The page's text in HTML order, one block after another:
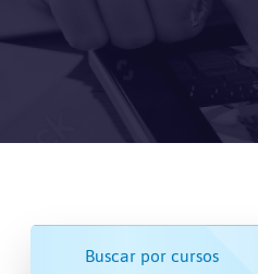
Buscar por cursos